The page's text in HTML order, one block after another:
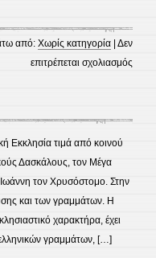
από:Χωρίς κατηγορία |Δεν
επιτρέπεται σχολιασμός
Εκκλησία τιμά από κοινού
Δασκάλους, τον Μέγα
τον Χρυσόστομο. Στην
και των γραμμάτων. Η
χαρακτήρα, έχει
γραμμάτων, […]